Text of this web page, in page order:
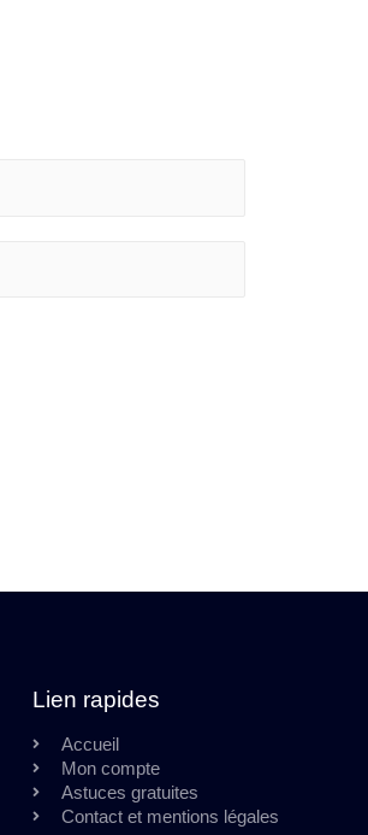
Lien rapides
Accueil
Mon compte
Astuces gratuites
Contact et mentions légales